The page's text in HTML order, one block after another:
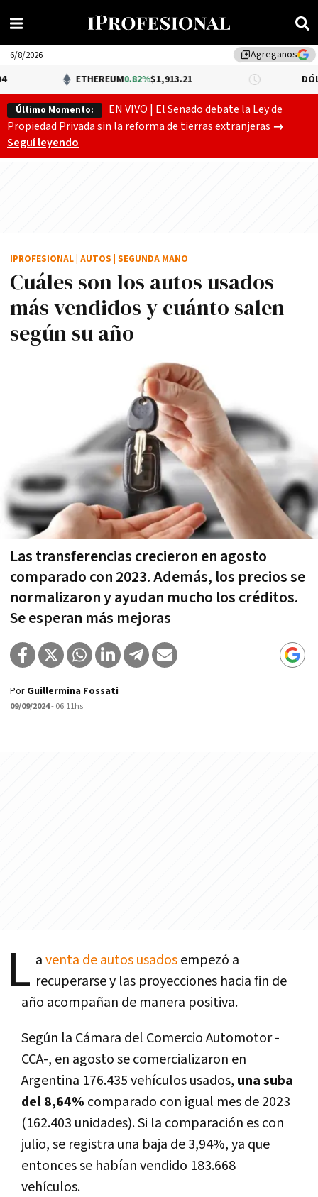
library_addAgreganos
6/8/2026
ETHEREUM0.82%$1,913.21 DÓLAR BNA
Último Momento:
EN VIVO | El Senado debate la Ley de
Propiedad Privada sin la reforma de tierras extranjeras →
Seguí leyendo
Cuáles son los autos usados
más vendidos y cuánto salen
según su año
Las transferencias crecieron en agosto
comparado con 2023. Además, los precios se
normalizaron y ayudan mucho los créditos.
Se esperan más mejoras
IPROFESIONAL AUTOS SEGUNDA MANO
Por Guillermina Fossati
09/09/2024- 06:11hs
L aventa de autos usadosempezó a
recuperarse y las proyecciones hacia fin de
año acompañan de manera positiva.
Según la Cámara del Comercio Automotor -
CCA-, en agosto se comercializaron en
Argentina 176.435 vehículos usados, una suba
del 8,64% comparado con igual mes de 2023
(162.403 unidades). Si la comparación es con
julio, se registra una baja de 3,94%, ya que
entonces se habían vendido 183.668
vehículos.